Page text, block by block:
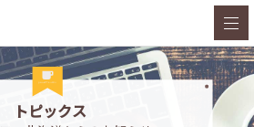
トピックス